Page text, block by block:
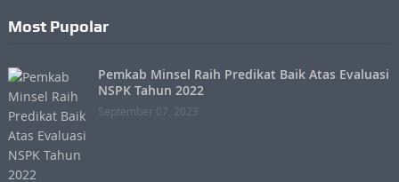
Most Pupolar
Pemkab Minsel Raih Predikat Baik Atas Evaluasi
NSPK Tahun 2022
September 07, 2023